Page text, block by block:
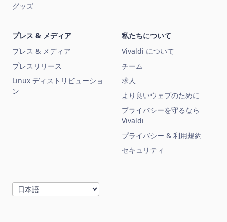
グッズ
プレス & メディア
プレス & メディア
プレスリリース
Linux ディストリビューショ
ン
私たちについて
Vivaldi について
チーム
求人
より良いウェブのために
プライバシーを守るなら
Vivaldi
プライバシー & 利用規約
セキュリティ